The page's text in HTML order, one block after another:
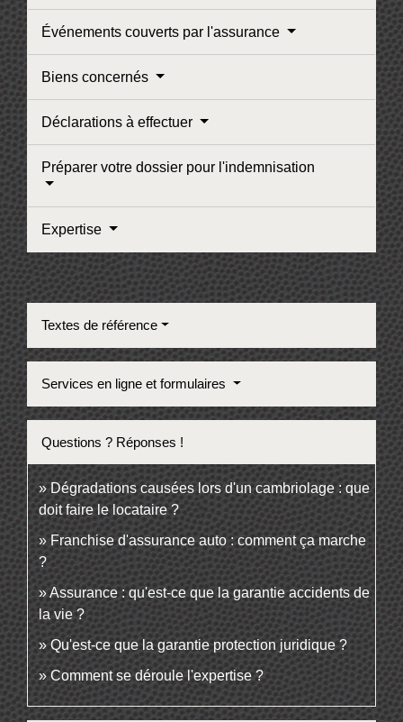
Événements couverts par l'assurance
Biens concernés
Déclarations à effectuer
Préparer votre dossier pour l'indemnisation
Expertise
Textes de référence
Services en ligne et formulaires
Questions ? Réponses !
Dégradations causées lors d'un cambriolage : que
doit faire le locataire ?
Franchise d'assurance auto : comment ça marche
?
Assurance : qu'est-ce que la garantie accidents de
la vie ?
Qu'est-ce que la garantie protection juridique ?
Comment se déroule l'expertise ?